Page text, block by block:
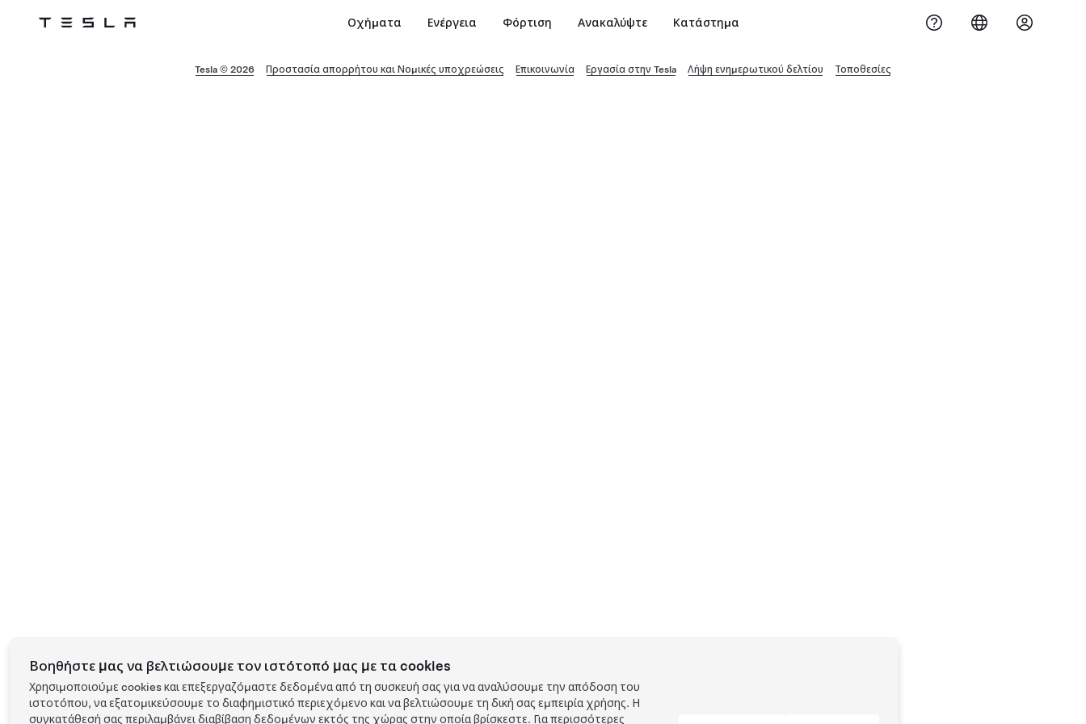
Tesla Οχήματα Ενέργεια Φόρτιση Ανακαλύψτε Κατάστημα
Tesla © 2026 Προστασία απορρήτου και Νομικές υποχρεώσεις Επικοινωνία Εργασία στην Tesla Λήψη ενημερωτικού δελτίου Τοποθεσίες
Βοηθήστε μας να βελτιώσουμε τον ιστότοπό μας με τα cookies
Χρησιμοποιούμε cookies και επεξεργαζόμαστε δεδομένα από τη συσκευή σας για να αναλύσουμε την απόδοση του
ιστοτόπου, να εξατομικεύσουμε το διαφημιστικό περιεχόμενο και να βελτιώσουμε τη δική σας εμπειρία χρήσης. Η
συγκατάθεσή σας περιλαμβάνει διαβίβαση δεδομένων εκτός της χώρας στην οποία βρίσκεστε. Για περισσότερες